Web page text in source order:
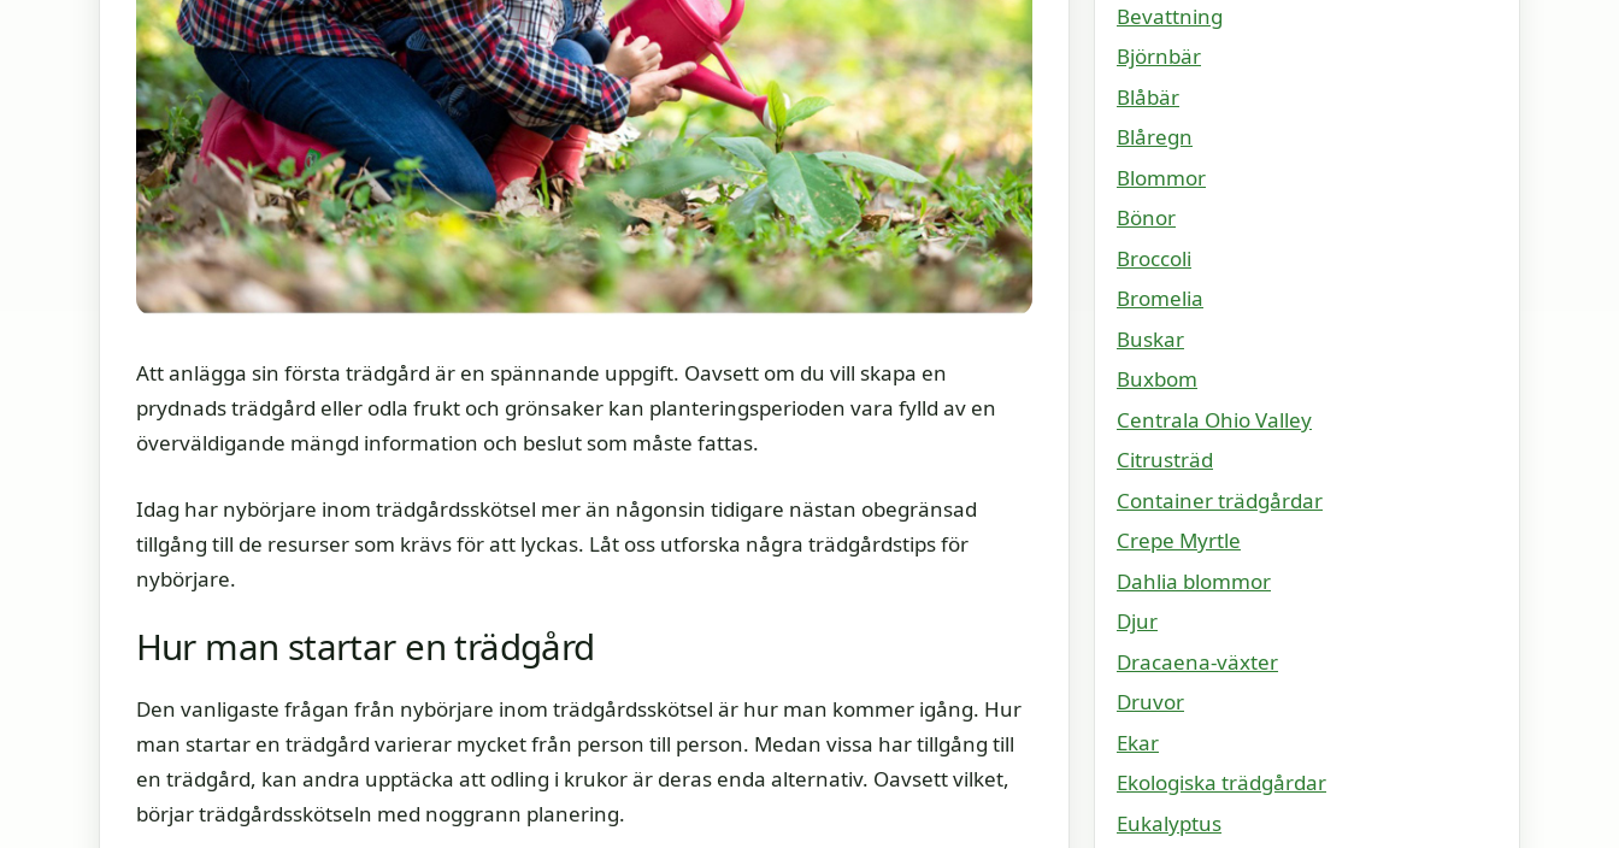
Att anlägga sin första trädgård är en spännande uppgift. Oavsett om du vill skapa en
prydnads trädgård eller odla frukt och grönsaker kan planteringsperioden vara fylld av en
överväldigande mängd information och beslut som måste fattas.
Idag har nybörjare inom trädgårdsskötsel mer än någonsin tidigare nästan obegränsad
tillgång till de resurser som krävs för att lyckas. Låt oss utforska några trädgårdstips för
nybörjare.
Hur man startar en trädgård
Den vanligaste frågan från nybörjare inom trädgårdsskötsel är hur man kommer igång. Hur
man startar en trädgård varierar mycket från person till person. Medan vissa har tillgång till
en trädgård, kan andra upptäcka att odling i krukor är deras enda alternativ. Oavsett vilket,
börjar trädgårdsskötseln med noggrann planering.
Bevattning
Björnbär
Blåbär
Blåregn
Blommor
Bönor
Broccoli
Bromelia
Buskar
Buxbom
Centrala Ohio Valley
Citrusträd
Container trädgårdar
Crepe Myrtle
Dahlia blommor
Djur
Dracaena-växter
Druvor
Ekar
Ekologiska trädgårdar
Eukalyptus